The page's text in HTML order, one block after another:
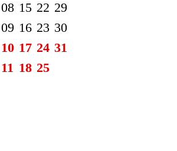
08 15 22 29
09 16 23 30
10 17 24 31
11 18 25